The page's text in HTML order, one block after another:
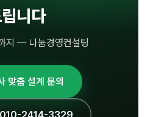
니다
지 — 나눔경영컨설팅
맞춤 설계 문의